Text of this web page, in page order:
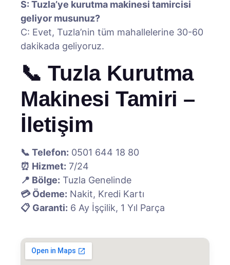
S: Tuzla’ye kurutma makinesi tamircisi
geliyor musunuz?
C: Evet, Tuzla’nin tüm mahallelerine 30-60
dakikada geliyoruz.
📞 Tuzla Kurutma
Makinesi Tamiri –
İletişim
📞 Telefon: 0501 644 18 80
⏰ Hizmet: 7/24
📍 Bölge: Tuzla Genelinde
💳 Ödeme: Nakit, Kredi Kartı
📋 Garanti: 6 Ay İşçilik, 1 Yıl Parça